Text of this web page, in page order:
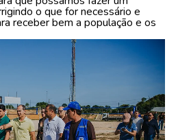
o que for necessário e
receber bem a população e os